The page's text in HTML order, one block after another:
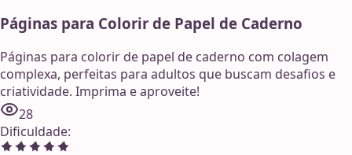
Páginas para Colorir de Papel de Caderno
Páginas para colorir de papel de caderno com colagem
complexa, perfeitas para adultos que buscam desafios e
criatividade. Imprima e aproveite!
28
Dificuldade: